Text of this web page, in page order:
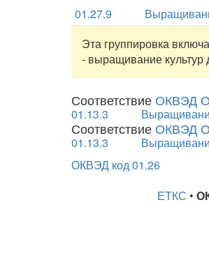
01.27.9
Эта группировка
- выращивание культур
Соответствие ОКВЭД
01.13.3
Соответствие ОКВЭД
01.13.3
ОКВЭД код 01.26
ЕТКС •